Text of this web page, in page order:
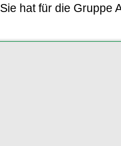
Sie hat für die Gruppe